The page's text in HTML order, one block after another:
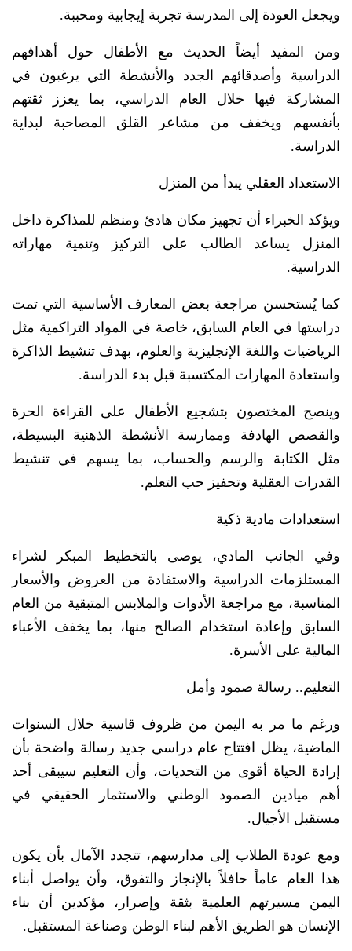
ويجعل العودة إلى المدرسة تجربة إيجابية ومحببة.
ومن المفيد أيضاً الحديث مع الأطفال حول أهدافهم
الدراسية وأصدقائهم الجدد والأنشطة التي يرغبون في
المشاركة فيها خلال العام الدراسي، بما يعزز ثقتهم
بأنفسهم ويخفف من مشاعر القلق المصاحبة لبداية
الدراسة.
الاستعداد العقلي يبدأ من المنزل
ويؤكد الخبراء أن تجهيز مكان هادئ ومنظم للمذاكرة داخل
المنزل يساعد الطالب على التركيز وتنمية مهاراته
الدراسية.
كما يُستحسن مراجعة بعض المعارف الأساسية التي تمت
دراستها في العام السابق، خاصة في المواد التراكمية مثل
الرياضيات واللغة الإنجليزية والعلوم، بهدف تنشيط الذاكرة
واستعادة المهارات المكتسبة قبل بدء الدراسة.
وينصح المختصون بتشجيع الأطفال على القراءة الحرة
والقصص الهادفة وممارسة الأنشطة الذهنية البسيطة،
مثل الكتابة والرسم والحساب، بما يسهم في تنشيط
القدرات العقلية وتحفيز حب التعلم.
استعدادات مادية ذكية
وفي الجانب المادي، يوصى بالتخطيط المبكر لشراء
المستلزمات الدراسية والاستفادة من العروض والأسعار
المناسبة، مع مراجعة الأدوات والملابس المتبقية من العام
السابق وإعادة استخدام الصالح منها، بما يخفف الأعباء
المالية على الأسرة.
التعليم.. رسالة صمود وأمل
ورغم ما مر به اليمن من ظروف قاسية خلال السنوات
الماضية، يظل افتتاح عام دراسي جديد رسالة واضحة بأن
إرادة الحياة أقوى من التحديات، وأن التعليم سيبقى أحد
أهم ميادين الصمود الوطني والاستثمار الحقيقي في
مستقبل الأجيال.
ومع عودة الطلاب إلى مدارسهم، تتجدد الآمال بأن يكون
هذا العام عاماً حافلاً بالإنجاز والتفوق، وأن يواصل أبناء
اليمن مسيرتهم العلمية بثقة وإصرار، مؤكدين أن بناء
الإنسان هو الطريق الأهم لبناء الوطن وصناعة المستقبل.